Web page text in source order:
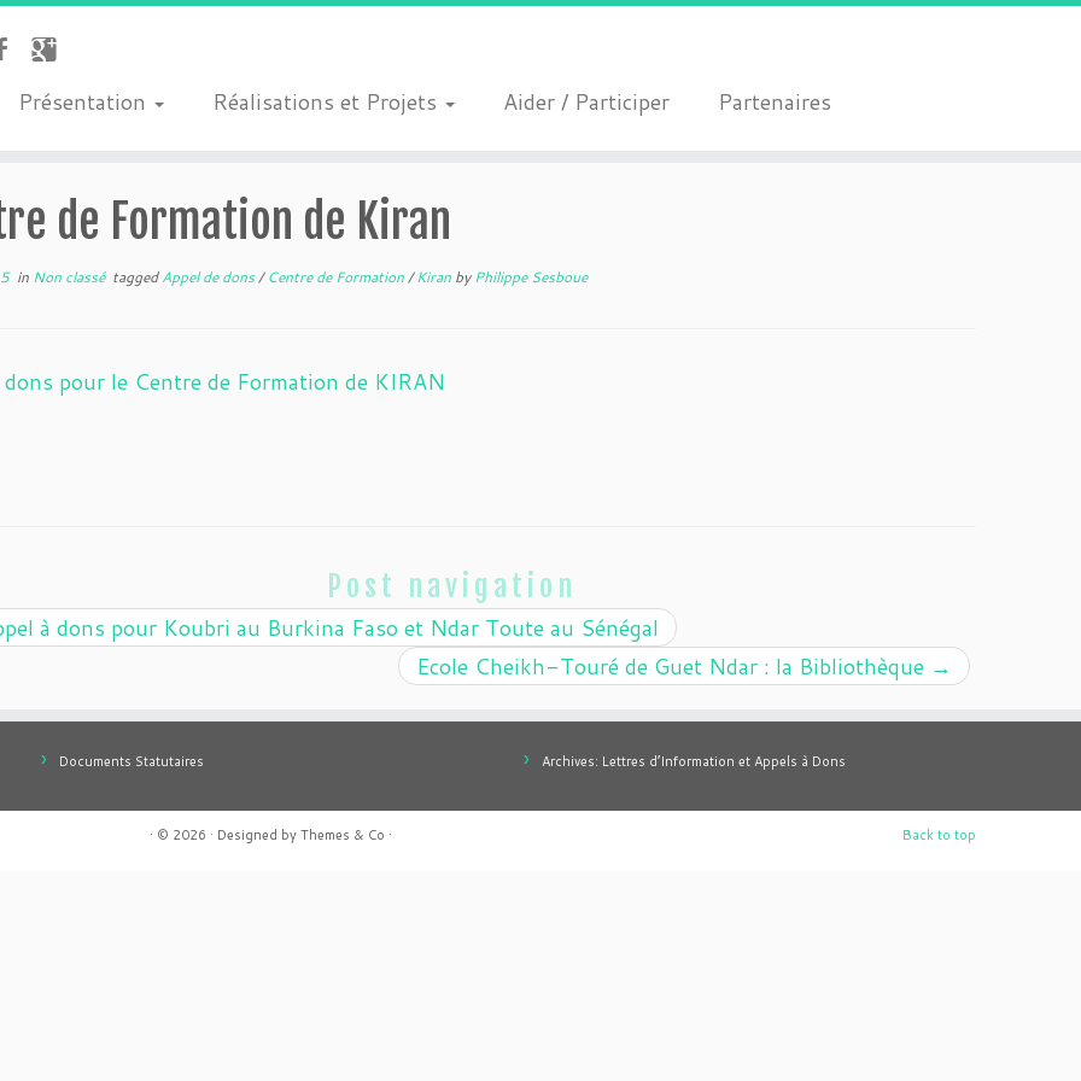
Présentation Réalisations et Projets Aider / Participer Partenaires
de Formation de Kiran
in Non classé taggedAppel de dons/Centre de Formation/Kiran byPhilippe Sesboue
dons pour le Centre de Formation de KIRAN
Post navigation
à dons pour Koubri au Burkina Faso et Ndar Toute au Sénégal
Ecole Cheikh-Touré de Guet Ndar : la Bibliothèque →
Documents Statutaires Archives: Lettres d’Information et Appels à Dons
· © 2026 · Designed byThemes & Co · Back to top